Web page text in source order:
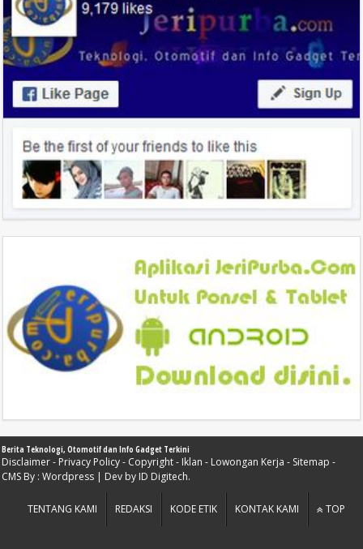
Berita Teknologi, Otomotif dan Info Gadget Terkini
Disclaimer- Privacy Policy- Copyright- Iklan - Lowongan Kerja - Sitemap -
CMS By : Wordpress | Dev by ID Digitech.
TENTANG KAMI REDAKSI KODE ETIK KONTAK KAMI TOP